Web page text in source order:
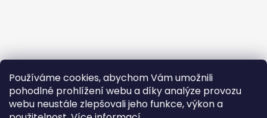
Používáme cookies, abychom Vám umožnili
pohodlné prohlížení webu a díky analýze provozu
webu neustále zlepšovali jeho funkce, výkon a